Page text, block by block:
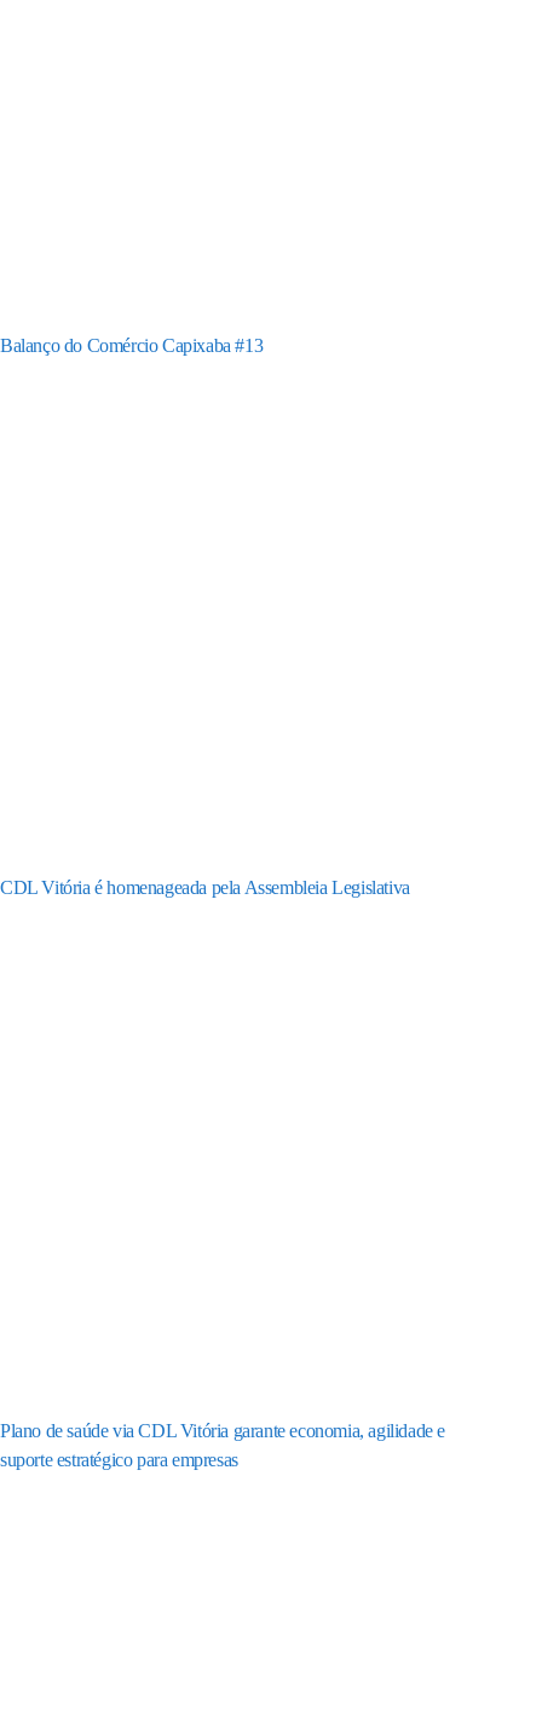
Balanço do Comércio Capixaba #13
CDL Vitória é homenageada pela Assembleia Legislativa
Plano de saúde via CDL Vitória garante economia, agilidade e
suporte estratégico para empresas